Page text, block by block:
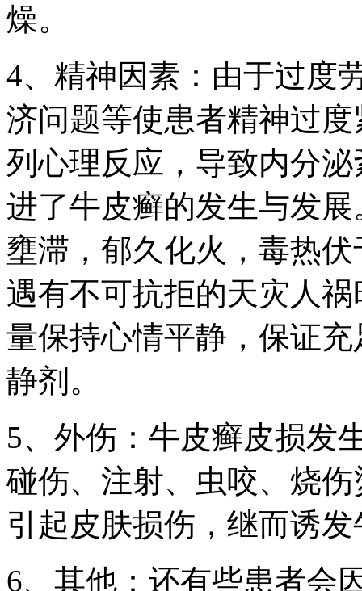
燥。
4、精神因素：由于过度
济问题等使患者精神过
列心理反应，导致内分
进了牛皮癣的发生与发
壅滞，郁久化火，毒热
遇有不可抗拒的天灾人
量保持心情平静，保证
静剂。
5、外伤：牛皮癣皮损发
碰伤、注射、虫咬、烧
引起皮肤损伤，继而诱
6、其他：还有些患者会